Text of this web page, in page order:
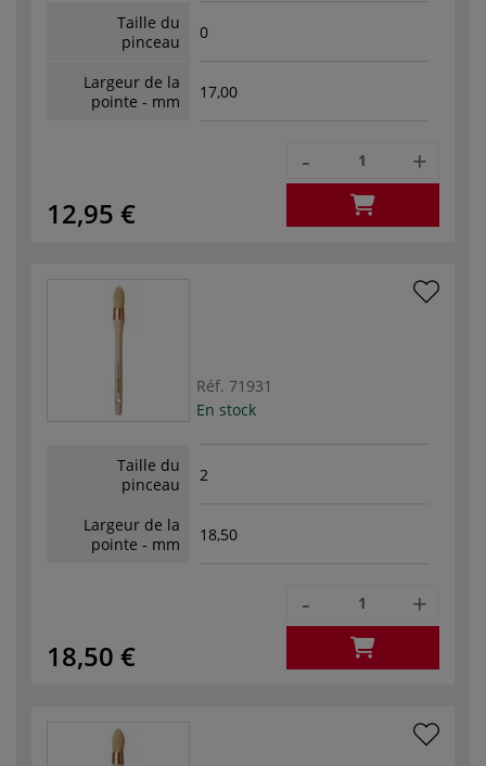
Taille du
pinceau
0
Largeur de la
pointe - mm
17,00
12,95 €
- +
Réf. 71931
En stock
Taille du
pinceau
2
Largeur de la
pointe - mm
18,50
18,50 €
- +